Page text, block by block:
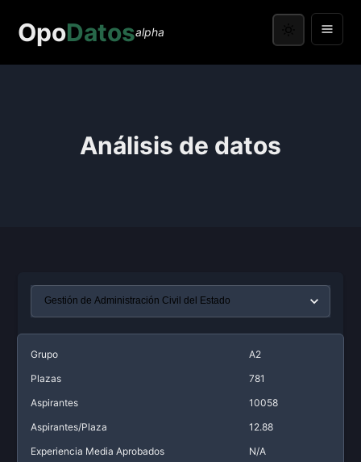
OpoDatosalpha
Análisis de datos
Grupo
A2
Plazas
781
Aspirantes
10058
Aspirantes/Plaza
12.88
Experiencia Media Aprobados
N/A